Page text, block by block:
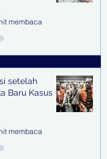
membaca
setelah
Baru Kasus
membaca